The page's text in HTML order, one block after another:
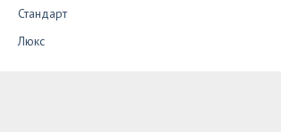
Стандарт
Люкс